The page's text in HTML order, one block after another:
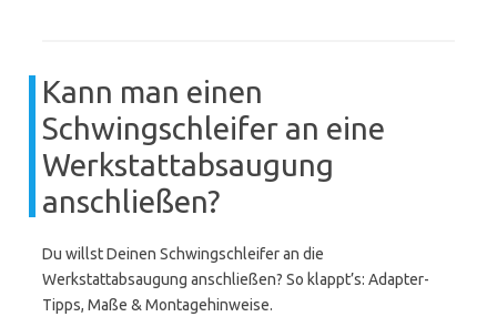
Kann man einen
Schwingschleifer an eine
Werkstattabsaugung
anschließen?
Du willst Deinen Schwingschleifer an die
Werkstattabsaugung anschließen? So klappt’s: Adapter-
Tipps, Maße & Montagehinweise.